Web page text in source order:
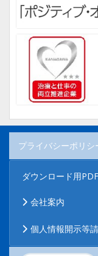
プライバシーポリシ
ダウンロード用PDF
会社案内
個人情報開示等